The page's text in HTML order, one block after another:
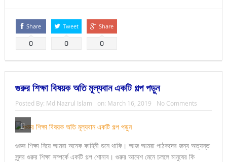
Share
0
Tweet
0
Share
0
গুরুর শিক্ষা বিষয়ক অতি মূল্যবান একটি গল্প পড়ুন
Posted By: Md Nazrul Islam on: March 16, 2019 No Comments
গুরুর শিক্ষা নিয়ে আমরা অনেক কাহিনী শুনে থাকি। আজ আমরা পাঠকদের জন্য অত্যন্ত
সুন্দর গুরুর শিক্ষা সম্পর্কে একটি গল্প শোনাব। গুরুর আদেশ মেনে চললে মানুষের কি